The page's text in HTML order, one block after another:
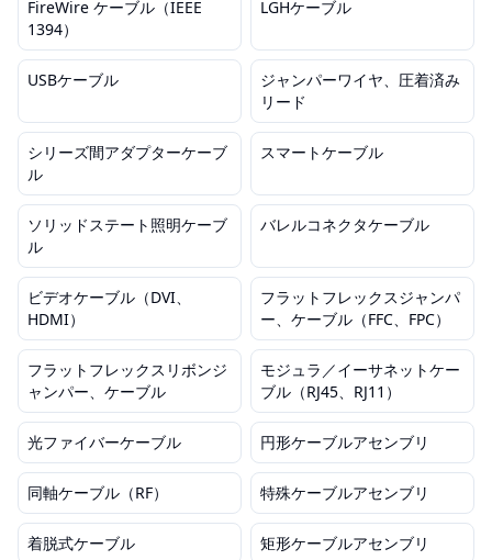
FireWire ケーブル（IEEE
1394）
LGHケーブル
USBケーブル
ジャンパーワイヤ、圧着済み
リード
シリーズ間アダプターケーブ
ル
スマートケーブル
ソリッドステート照明ケーブ
ル
バレルコネクタケーブル
ビデオケーブル（DVI、
HDMI）
フラットフレックスジャンパ
ー、ケーブル（FFC、FPC）
フラットフレックスリボンジ
ャンパー、ケーブル
モジュラ／イーサネットケー
ブル（RJ45、RJ11）
光ファイバーケーブル 円形ケーブルアセンブリ
同軸ケーブル（RF） 特殊ケーブルアセンブリ
着脱式ケーブル 矩形ケーブルアセンブリ